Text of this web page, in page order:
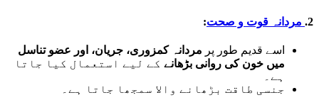
2. مردانہ قوت و صحت:
اسے قدیم طور پر مردانہ کمزوری، جریان، اور عضو تناسل
میں خون کی روانی بڑھانے کے لیے استعمال کیا جاتا
ہے۔
جنسی طاقت بڑھانے والا سمجھا جاتا ہے۔